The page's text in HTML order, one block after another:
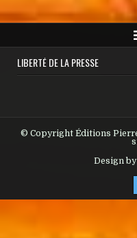
LIBERTÉ DE LA PRESSE
© Copyright Éditions
Design